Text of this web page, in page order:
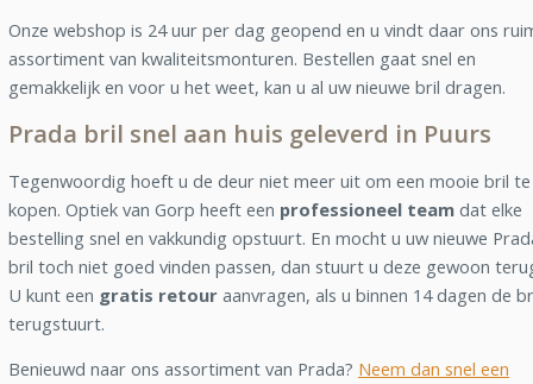
Onze webshop is 24 uur per dag geopend en u vindt daar ons
assortiment van kwaliteitsmonturen. Bestellen gaat snel en
gemakkelijk en voor u het weet, kan u al uw nieuwe bril dragen.
Prada bril snel aan huis geleverd in Puurs
Tegenwoordig hoeft u de deur niet meer uit om een mooie bril te
kopen. Optiek van Gorp heeft een professioneel team dat elke
bestelling snel en vakkundig opstuurt. En mocht u uw nieuwe
bril toch niet goed vinden passen, dan stuurt u deze gewoon
U kunt een gratis retour aanvragen, als u binnen 14 dagen de
terugstuurt.
Benieuwd naar ons assortiment van Prada? Neem dan snel een